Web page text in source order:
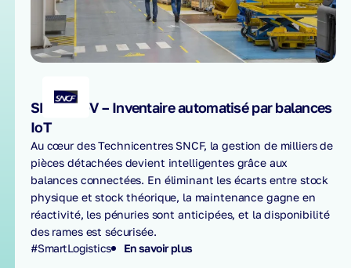
SNCF TGV – Inventaire automatisé par balances
IoT
Au cœur des Technicentres SNCF, la gestion de milliers de
pièces détachées devient intelligentes grâce aux
balances connectées. En éliminant les écarts entre stock
physique et stock théorique, la maintenance gagne en
réactivité, les pénuries sont anticipées, et la disponibilité
des rames est sécurisée.
#SmartLogistics
En savoir plus